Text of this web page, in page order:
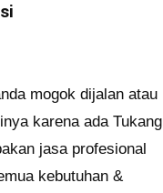
mogok dijalan atau
karena ada Tukang
jasa profesional
kebutuhan &